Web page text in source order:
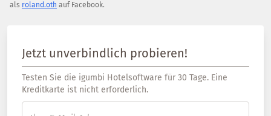
als roland.oth auf Facebook.
Jetzt unverbindlich probieren!
Testen Sie die igumbi Hotelsoftware für 30 Tage. Eine
Kreditkarte ist nicht erforderlich.